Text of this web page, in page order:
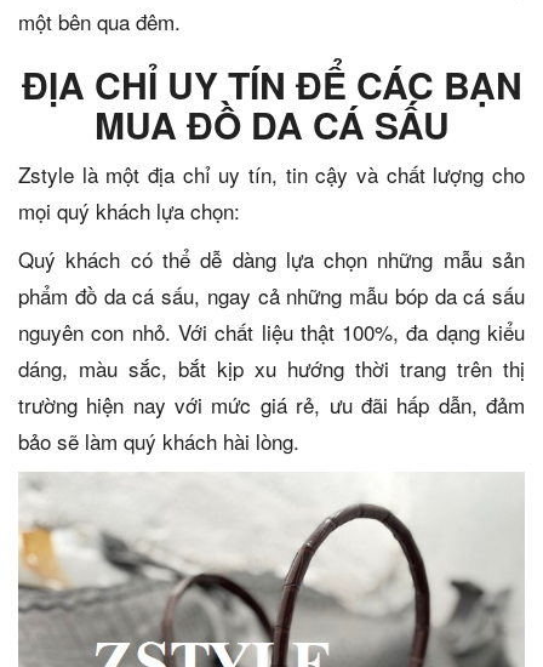
một bên qua đêm.
ĐỊA CHỈ UY TÍN ĐỂ CÁC BẠN
MUA ĐỒ DA CÁ SẤU
Zstyle là một địa chỉ uy tín, tin cậy và chất lượng cho
mọi quý khách lựa chọn:
Quý khách có thể dễ dàng lựa chọn những mẫu sản
phẩm đồ da cá sấu, ngay cả những mẫu bóp da cá sấu
nguyên con nhỏ. Với chất liệu thật 100%, đa dạng kiểu
dáng, màu sắc, bắt kịp xu hướng thời trang trên thị
trường hiện nay với mức giá rẻ, ưu đãi hấp dẫn, đảm
bảo sẽ làm quý khách hài lòng.